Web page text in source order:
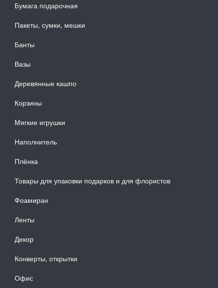
Бумага подарочная
Пакеты, сумки, мешки
Банты
Вазы
Деревянные кашпо
Корзины
Мягкие игрушки
Наполнитель
Плёнка
Товары для упаковки подарков и для флористов
Фоамиран
Ленты
Декор
Конверты, открытки
Офис